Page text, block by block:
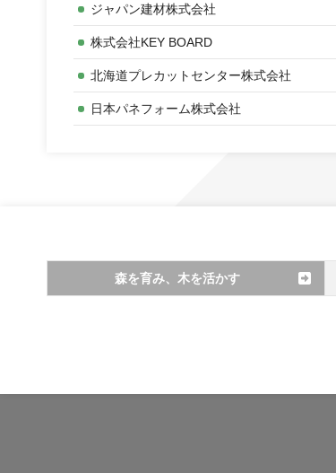
ジャパン建材株式会社
株式会社KEY BOARD
北海道プレカットセンター株式会社
日本パネフォーム株式会社
森を育み、木を活かす